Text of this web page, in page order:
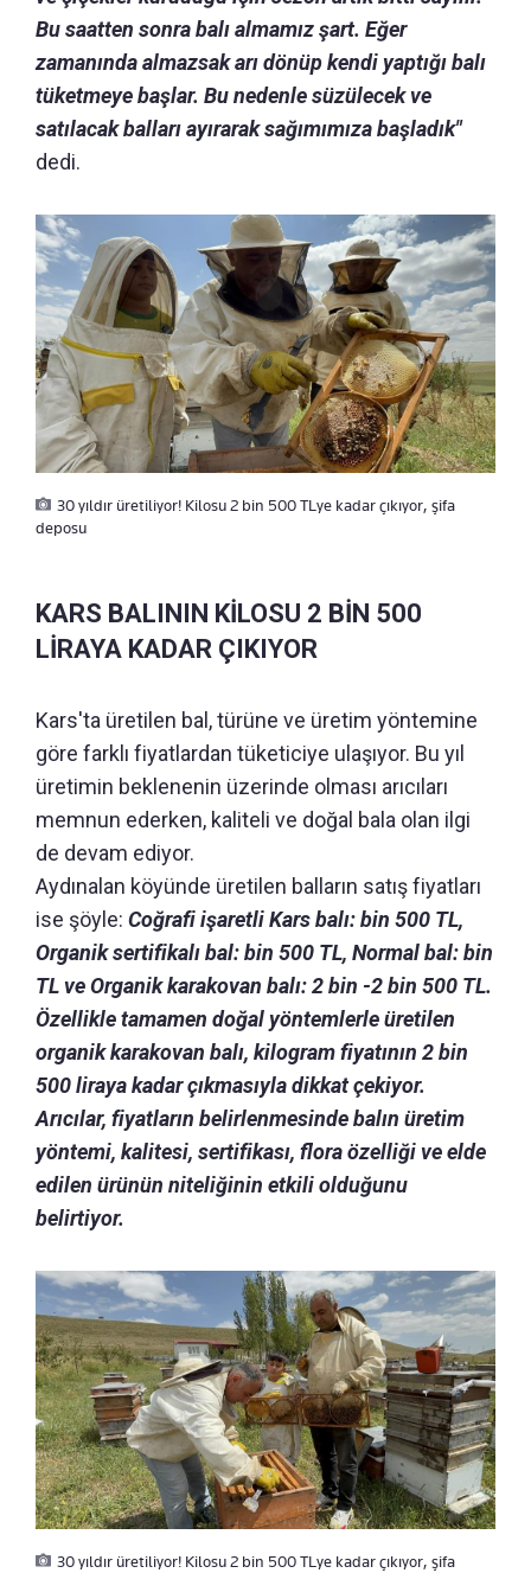
Bu saatten sonra balı almamız şart. Eğer
zamanında almazsak arı dönüp kendi yaptığı balı
tüketmeye başlar. Bu nedenle süzülecek ve
satılacak balları ayırarak sağımımıza başladık"
dedi.
30 yıldır üretiliyor! Kilosu 2 bin 500 TLye kadar çıkıyor, şifa
deposu
KARS BALININ KİLOSU 2 BİN 500
LİRAYA KADAR ÇIKIYOR
Kars'ta üretilen bal, türüne ve üretim yöntemine
göre farklı fiyatlardan tüketiciye ulaşıyor. Bu yıl
üretimin beklenenin üzerinde olması arıcıları
memnun ederken, kaliteli ve doğal bala olan ilgi
de devam ediyor.
Aydınalan köyünde üretilen balların satış fiyatları
ise şöyle: Coğrafi işaretli Kars balı: bin 500 TL,
Organik sertifikalı bal: bin 500 TL, Normal bal: bin
TL ve Organik karakovan balı: 2 bin -2 bin 500 TL.
Özellikle tamamen doğal yöntemlerle üretilen
organik karakovan balı, kilogram fiyatının 2 bin
500 liraya kadar çıkmasıyla dikkat çekiyor.
Arıcılar, fiyatların belirlenmesinde balın üretim
yöntemi, kalitesi, sertifikası, flora özelliği ve elde
edilen ürünün niteliğinin etkili olduğunu
belirtiyor.
30 yıldır üretiliyor! Kilosu 2 bin 500 TLye kadar çıkıyor, şifa